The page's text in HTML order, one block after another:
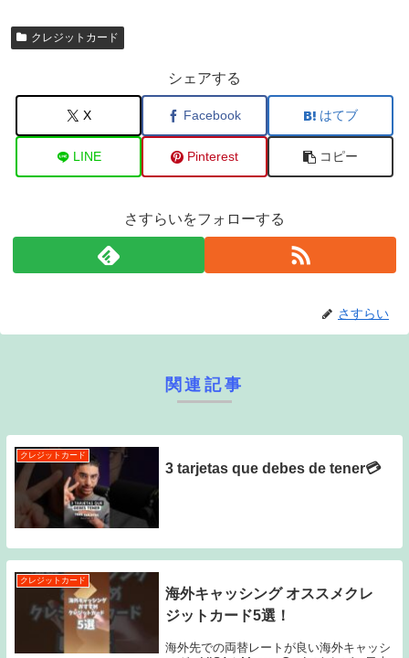
クレジットカード
シェアする
X Facebook はてブ
LINE Pinterest コピー
さすらいをフォローする
さすらい
関連記事
クレジットカード
3 tarjetas que debes de tener💳
クレジットカード
海外キャッシング オススメクレ
ジットカード5選！
海外先での両替レートが良い海外キャッシ